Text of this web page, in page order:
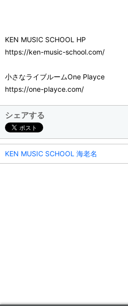
KEN MUSIC SCHOOL HP
https://ken-music-school.com/
小さなライブルームOne Playce
https://one-playce.com/
シェアする
KEN MUSIC SCHOOL 海老名